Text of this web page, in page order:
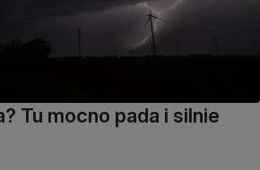
Tu mocno pada i silnie